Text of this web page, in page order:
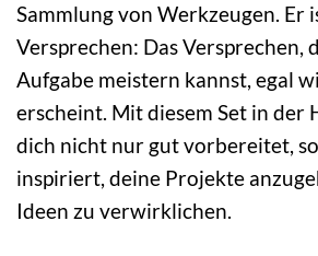
Sammlung von Werkzeugen. Er
Versprechen: Das Versprechen,
Aufgabe meistern kannst, egal
erscheint. Mit diesem Set in der
dich nicht nur gut vorbereitet,
inspiriert, deine Projekte
Ideen zu verwirklichen.